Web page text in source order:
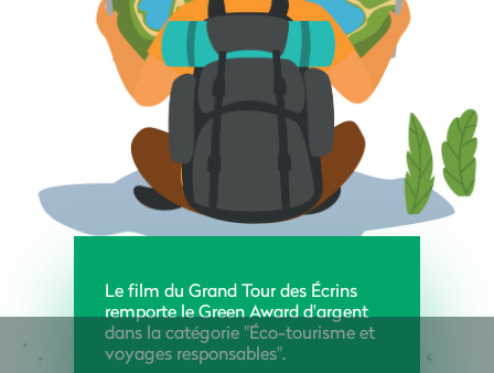
Le film du Grand Tour des Écrins
remporte le Green Award d'argent
dans la catégorie "Éco-tourisme et
voyages responsables".